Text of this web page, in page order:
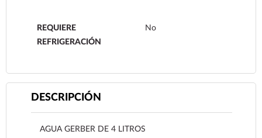
REQUIERE
REFRIGERACIÓN
No
DESCRIPCIÓN
AGUA GERBER DE 4 LITROS